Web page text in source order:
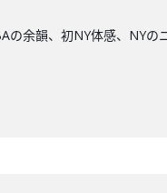
余韻、初NY体感、NYの